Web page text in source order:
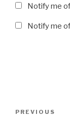
Notify me
Notify me
Previous
PREVIOUS